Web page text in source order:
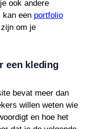
ook andere
kan een portfolio
om je
een kleding
bevat meer dan
willen weten wie
en hoe het